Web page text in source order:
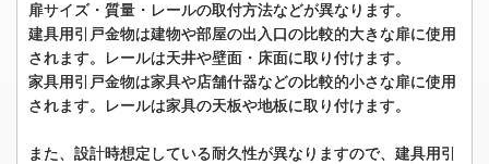
扉サイズ・質量・レールの取付方法などが異なります。
建具用引戸金物は建物や部屋の出入口の比較的大きな扉に使用
されます。レールは天井や壁面・床面に取り付けます。
家具用引戸金物は家具や店舗什器などの比較的小さな扉に使用
されます。レールは家具の天板や地板に取り付けます。
また、設計時想定している耐久性が異なりますので、建具用引